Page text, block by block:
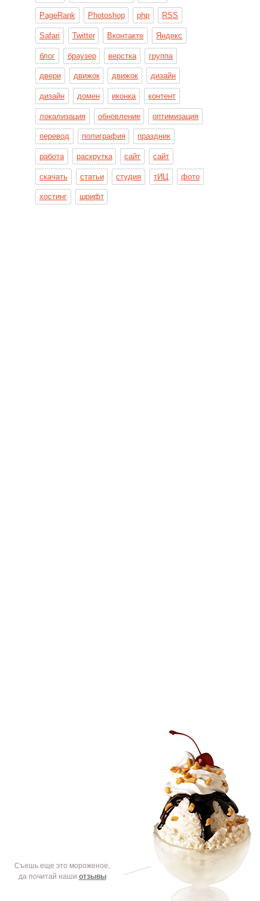
PageRank Photoshop php RSS
Safari Twitter Вконтакте Яндекс
блог браузер верстка группа
двери движок движок дизайн
дизайн домен иконка контент
локализация обновление оптимизация
перевод полиграфия праздник
работа раскрутка сайт сайт
скачать статьи студия тИЦ фото
хостинг шрифт
Съешь еще это мороженое,
да почитай наши отзывы